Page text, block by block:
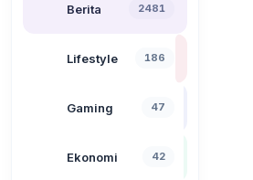
Berita 2481
Lifestyle 186
Gaming 47
Ekonomi 42